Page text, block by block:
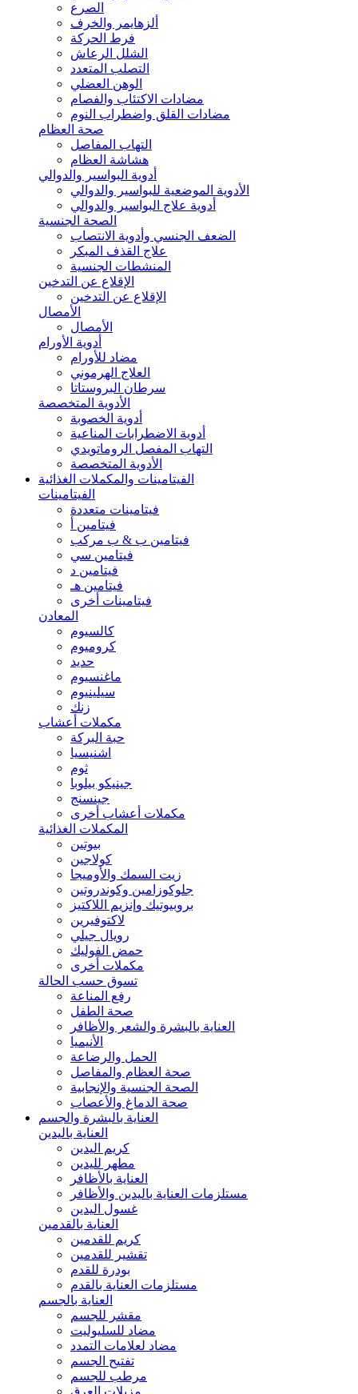
الصرع
ألزهايمر والخرف
فرط الحركة
الشلل الرعاش
التصلب المتعدد
الوهن العضلي
مضادات الاكتئاب والفصام
مضادات القلق واضطراب النوم
صحة العظام
التهاب المفاصل
هشاشة العظام
أدوية البواسير والدوالي
الأدوية الموضعية للبواسير والدوالي
أدوية علاج البواسير والدوالي
الصحة الجنسية
الضعف الجنسي وأدوية الانتصاب
علاج القذف المبكر
المنشطات الجنسية
الإقلاع عن التدخين
الإقلاع عن التدخين
الأمصال
الأمصال
أدوية الأورام
مضاد للأورام
العلاج الهرموني
سرطان البروستاتا
الأدوية المتخصصة
أدوية الخصوبة
أدوية الاضطرابات المناعية
التهاب المفصل الروماتويدي
الأدوية المتخصصة
الفيتامينات والمكملات الغذائية
الفيتامينات
فيتامينات متعددة
فيتامين أ
فيتامين ب & ب مركب
فيتامين سي
فيتامين د
فيتامين هـ
فيتامينات أخرى
المعادن
كالسيوم
كروميوم
حديد
ماغنسيوم
سيلينيوم
زنك
مكملات أعشاب
حبة البركة
اشنيسيا
ثوم
جينيكو بيلوبا
جينسنج
مكملات أعشاب أخرى
المكملات الغذائية
بيوتين
كولاجين
زيت السمك والأوميجا
جلوكوزامين وكوندروتين
بروبيوتيك وإنزيم اللاكتيز
لاكتوفيرين
رويال جيلي
حمض الفوليك
مكملات أخرى
تسوق حسب الحالة
رفع المناعة
صحة الطفل
العناية بالبشرة والشعر والأظافر
الأنيميا
الحمل والرضاعة
صحة العظام والمفاصل
الصحة الجنسية والإنجابية
صحة الدماغ والأعصاب
العناية بالبشرة والجسم
العناية باليدين
كريم اليدين
مطهر لليدين
العناية بالأظافر
مستلزمات العناية باليدين والأظافر
غسول اليدين
العناية بالقدمين
كريم للقدمين
تقشير للقدمين
بودرة للقدم
مستلزمات العناية بالقدم
العناية بالجسم
مقشر للجسم
مضاد للسليوليت
مضاد لعلامات التمدد
تفتيح الجسم
مرطب للجسم
مزيلات العرق